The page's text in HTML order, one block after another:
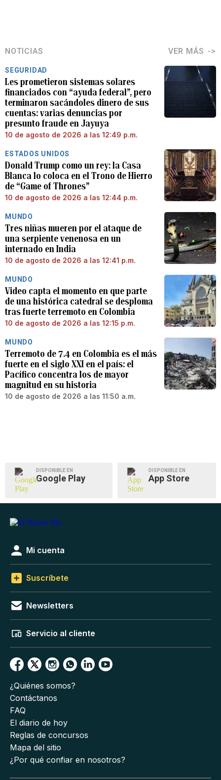
NOTICIAS VER MÁS
SEGURIDAD
Les prometieron sistemas solares
financiados con “ayuda federal”, pero
terminaron sacándoles dinero de sus
cuentas: varias denuncias por
presunto fraude en Jayuya
10 de agosto de 2026 a las 12:49 p.m.
ESTADOS UNIDOS
Donald Trump como un rey: la Casa
Blanca lo coloca en el Trono de Hierro
de “Game of Thrones”
10 de agosto de 2026 a las 12:44 p.m.
MUNDO
Tres niñas mueren por el ataque de
una serpiente venenosa en un
internado en India
10 de agosto de 2026 a las 12:41 p.m.
MUNDO
Video capta el momento en que parte
de una histórica catedral se desploma
tras fuerte terremoto en Colombia
10 de agosto de 2026 a las 12:15 p.m.
MUNDO
Terremoto de 7.4 en Colombia es el más
fuerte en el siglo XXI en el país: el
Pacífico concentra los de mayor
magnitud en su historia
10 de agosto de 2026 a las 11:50 a.m.
DISPONIBLE EN
Google Play
DISPONIBLE EN
App Store
Mi cuenta
Suscríbete
Newsletters
Servicio al cliente
¿Quiénes somos?
Contáctanos
FAQ
El diario de hoy
Reglas de concursos
Mapa del sitio
¿Por qué confiar en nosotros?